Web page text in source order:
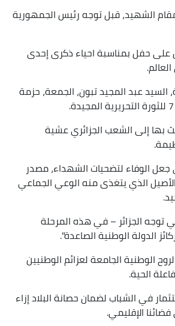
الشهيد، قبل توجه رئيس الجمهورية
حفل بمناسبة احياء ذكرى إحدى
عبد المجيد تبون، الجمعة، حزمة
إلى الشعب الجزائري عشية
الوفاء لتضحيات الشهداء، مصدر
الذي يتغذى منه الوعي الجماعي
توجه الجزائر – في هذه المرحلة
الدولة الوطنية الصاعدة".
الوطنية الجامعة لعزائم الوطنيين
الحية.
في الشباب لضمان حصانة البلاد إزاء
الإقليمي.